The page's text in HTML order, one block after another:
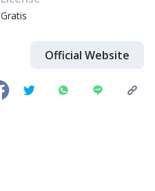
Gratis
Official Website